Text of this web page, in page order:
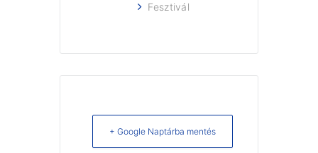
Fesztivál
+ Google Naptárba mentés